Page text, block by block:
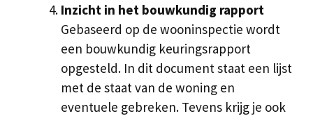
Inzicht in het bouwkundig rapport
Gebaseerd op de wooninspectie wordt
een bouwkundig keuringsrapport
opgesteld. In dit document staat een lijst
met de staat van de woning en
eventuele gebreken. Tevens krijg je ook